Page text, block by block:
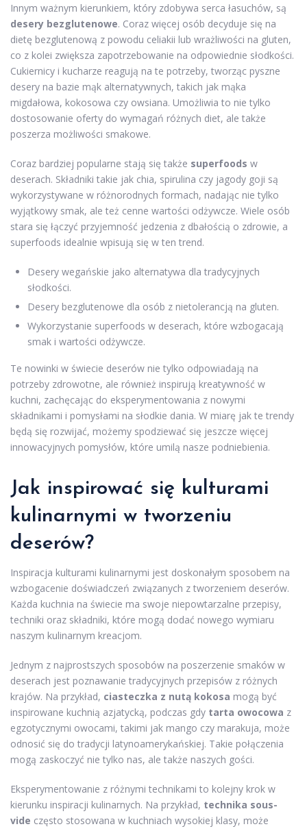
Innym ważnym kierunkiem, który zdobywa serca łasuchów, są
desery bezglutenowe. Coraz więcej osób decyduje się na
dietę bezglutenową z powodu celiakii lub wrażliwości na gluten,
co z kolei zwiększa zapotrzebowanie na odpowiednie słodkości.
Cukiernicy i kucharze reagują na te potrzeby, tworząc pyszne
desery na bazie mąk alternatywnych, takich jak mąka
migdałowa, kokosowa czy owsiana. Umożliwia to nie tylko
dostosowanie oferty do wymagań różnych diet, ale także
poszerza możliwości smakowe.
Coraz bardziej popularne stają się także superfoods w
deserach. Składniki takie jak chia, spirulina czy jagody goji są
wykorzystywane w różnorodnych formach, nadając nie tylko
wyjątkowy smak, ale też cenne wartości odżywcze. Wiele osób
stara się łączyć przyjemność jedzenia z dbałością o zdrowie, a
superfoods idealnie wpisują się w ten trend.
Desery wegańskie jako alternatywa dla tradycyjnych
słodkości.
Desery bezglutenowe dla osób z nietolerancją na gluten.
Wykorzystanie superfoods w deserach, które wzbogacają
smak i wartości odżywcze.
Te nowinki w świecie deserów nie tylko odpowiadają na
potrzeby zdrowotne, ale również inspirują kreatywność w
kuchni, zachęcając do eksperymentowania z nowymi
składnikami i pomysłami na słodkie dania. W miarę jak te trendy
będą się rozwijać, możemy spodziewać się jeszcze więcej
innowacyjnych pomysłów, które umilą nasze podniebienia.
Jak inspirować się kulturami
kulinarnymi w tworzeniu
deserów?
Inspiracja kulturami kulinarnymi jest doskonałym sposobem na
wzbogacenie doświadczeń związanych z tworzeniem deserów.
Każda kuchnia na świecie ma swoje niepowtarzalne przepisy,
techniki oraz składniki, które mogą dodać nowego wymiaru
naszym kulinarnym kreacjom.
Jednym z najprostszych sposobów na poszerzenie smaków w
deserach jest poznawanie tradycyjnych przepisów z różnych
krajów. Na przykład, ciasteczka z nutą kokosa mogą być
inspirowane kuchnią azjatycką, podczas gdy tarta owocowa z
egzotycznymi owocami, takimi jak mango czy marakuja, może
odnosić się do tradycji latynoamerykańskiej. Takie połączenia
mogą zaskoczyć nie tylko nas, ale także naszych gości.
Eksperymentowanie z różnymi technikami to kolejny krok w
kierunku inspiracji kulinarnych. Na przykład, technika sous-
vide często stosowana w kuchniach wysokiej klasy, może